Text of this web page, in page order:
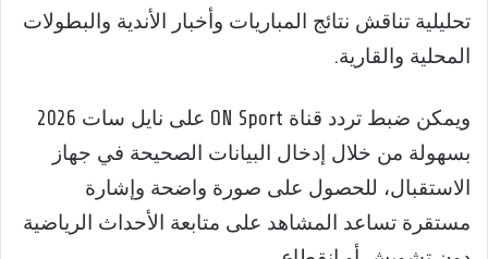
تحليلية تناقش نتائج المباريات وأخبار الأندية والبطولات
المحلية والقارية.
ويمكن ضبط تردد قناة ON Sport على نايل سات 2026
بسهولة من خلال إدخال البيانات الصحيحة في جهاز
الاستقبال، للحصول على صورة واضحة وإشارة
مستقرة تساعد المشاهد على متابعة الأحداث الرياضية